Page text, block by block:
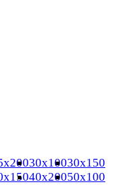
30х10030х150
40х20050х100